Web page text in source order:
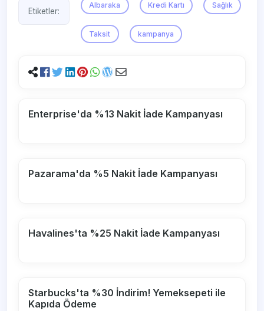
Etiketler:
Albaraka Kredi Kartı Sağlık
Taksit kampanya
Enterprise'da %13 Nakit İade Kampanyası
Pazarama'da %5 Nakit İade Kampanyası
Havalines'ta %25 Nakit İade Kampanyası
Starbucks'ta %30 İndirim! Yemeksepeti ile
Kapıda Ödeme